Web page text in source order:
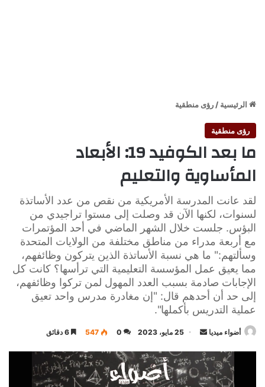
الرئيسية / رؤى منطقية
رؤى منطقية
ما بعد الكوفيد 19: الأبعاد
المأساوية والتعليم
لقد عانت المدرسة الأمريكية من نقص من عدد الأساتذة
لسنوات، لكنها الآن قد وصلت إلى مستوا تراجيدي من
البؤس. جلست خلال الشهر الماضي في أحد المؤتمرات
مع أربعة مدراء من مناطق مختلفة من الولايات المتحدة
وسألتهم:" ما هي نسبة الأساتذة الذين يتركون وظائفهم،
مما يعيق عمل المؤسسة التعليمية التي ترأسها؟ كانت كل
الإجابات صادمة بسبب العدد المهول لمن تركوا وظائفهم،
إلى حد أن أحدهم قال: "إن مغادرة مدرس واحد تعيق
عملية التدريس بأكملها".
أضواء ميديا
أرسل
إلكترونيا
25 مايو، 2023 0
547